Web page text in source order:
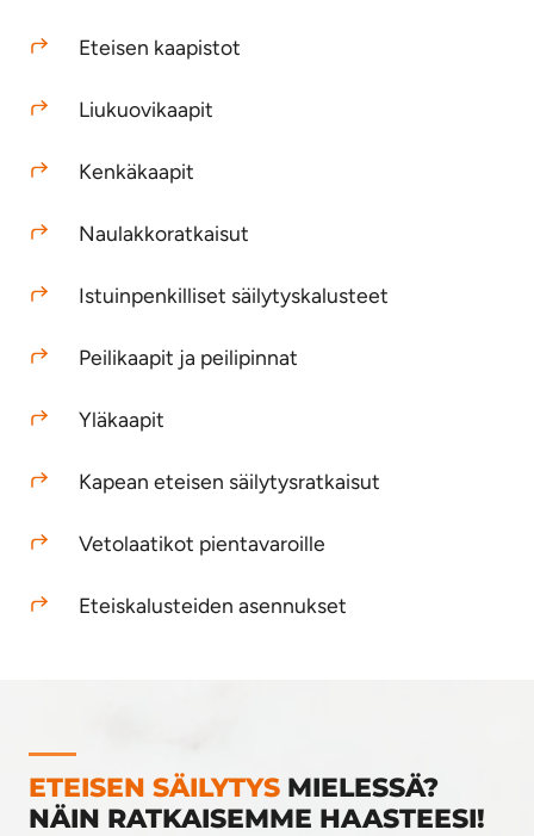
Eteisen kaapistot
Liukuovikaapit
Kenkäkaapit
Naulakkoratkaisut
Istuinpenkilliset säilytyskalusteet
Peilikaapit ja peilipinnat
Yläkaapit
Kapean eteisen säilytysratkaisut
Vetolaatikot pientavaroille
Eteiskalusteiden asennukset
ETEISEN SÄILYTYS MIELESSÄ?
NÄIN RATKAISEMME HAASTEESI!